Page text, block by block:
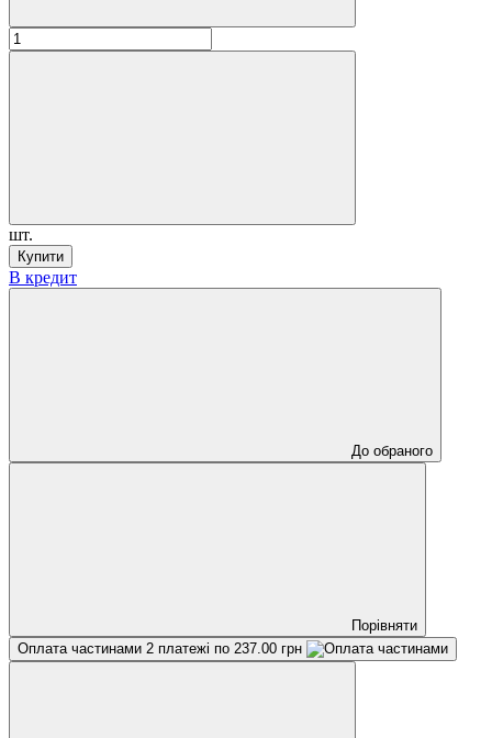
шт.
Купити
В кредит
До обраного
Порівняти
Оплата частинами 2 платежі по 237.00 грн